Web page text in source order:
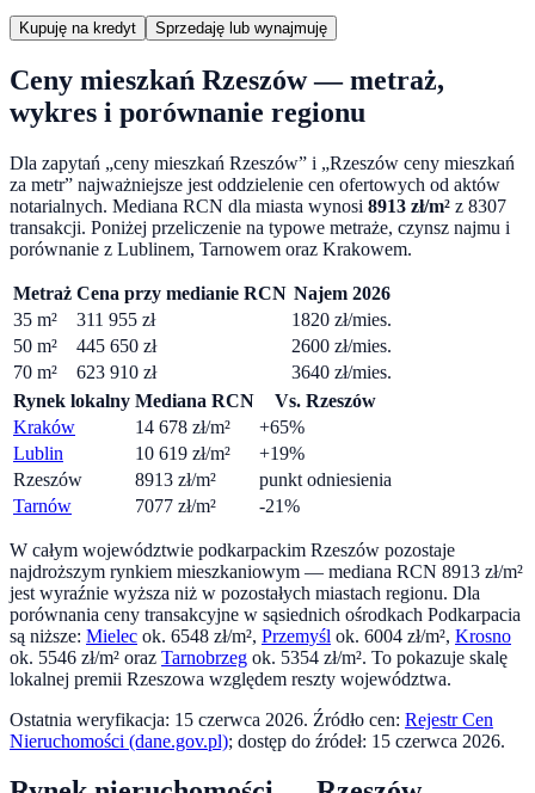
Kupuję na kredyt Sprzedaję lub wynajmuję
Ceny mieszkań Rzeszów — metraż,
wykres i porównanie regionu
Dla zapytań „ceny mieszkań Rzeszów” i „Rzeszów ceny mieszkań
za metr” najważniejsze jest oddzielenie cen ofertowych od aktów
notarialnych. Mediana RCN dla miasta wynosi 8913 zł/m² z 8307
transakcji. Poniżej przeliczenie na typowe metraże, czynsz najmu i
porównanie z Lublinem, Tarnowem oraz Krakowem.
Metraż Cena przy medianie RCN Najem 2026
35 m² 311 955 zł
1820 zł/mies.
50 m² 445 650 zł
2600 zł/mies.
70 m² 623 910 zł
3640 zł/mies.
Rynek lokalny Mediana RCN
Vs. Rzeszów
Kraków
14 678 zł/m²
+65%
Lublin
10 619 zł/m²
+19%
Rzeszów
8913 zł/m²
punkt odniesienia
Tarnów
7077 zł/m² -21%
W całym województwie podkarpackim Rzeszów pozostaje
najdroższym rynkiem mieszkaniowym — mediana RCN 8913 zł/m²
jest wyraźnie wyższa niż w pozostałych miastach regionu. Dla
porównania ceny transakcyjne w sąsiednich ośrodkach Podkarpacia
są niższe: Mielec ok. 6548 zł/m², Przemyśl ok. 6004 zł/m², Krosno
ok. 5546 zł/m² oraz Tarnobrzeg ok. 5354 zł/m². To pokazuje skalę
lokalnej premii Rzeszowa względem reszty województwa.
Ostatnia weryfikacja: 15 czerwca 2026. Źródło cen: Rejestr Cen
Nieruchomości (dane.gov.pl); dostęp do źródeł: 15 czerwca 2026.